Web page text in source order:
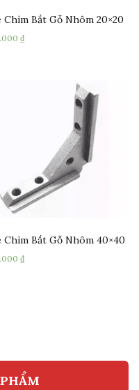
Chìm Bắt Gỗ Nhôm 20×20
₫
Chìm Bắt Gỗ Nhôm 40×40
₫